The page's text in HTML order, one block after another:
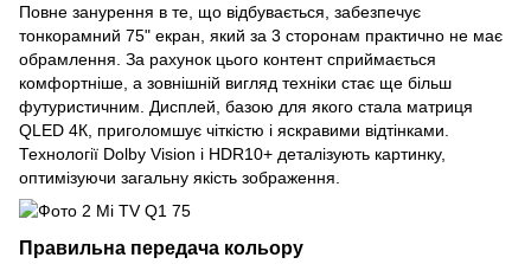
Повне занурення в те, що відбувається, забезпечує
тонкорамний 75" екран, який за 3 сторонам практично не має
обрамлення. За рахунок цього контент сприймається
комфортніше, а зовнішній вигляд техніки стає ще більш
футуристичним. Дисплей, базою для якого стала матриця
QLED 4К, приголомшує чіткістю і яскравими відтінками.
Технології Dolby Vision і HDR10+ деталізують картинку,
оптимізуючи загальну якість зображення.
Правильна передача кольору